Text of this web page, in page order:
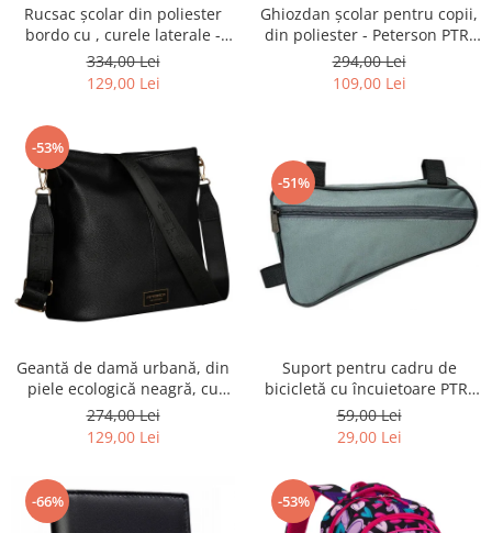
Rucsac școlar din poliester
bordo cu , curele laterale -
Peterson PTR-PTN 8594-1402
BORDO
334,00 Lei
129,00 Lei
Ghiozdan școlar pentru copii,
din poliester - Peterson PTR-
PTN BIEDRONKA G28
294,00 Lei
109,00 Lei
-53%
Geantă de damă urbană, din
piele ecologică neagră, cu
curea reglabilă - Peterson
PTR-PTN JK6-06-6642
274,00 Lei
129,00 Lei
-51%
Suport pentru cadru de
bicicletă cu încuietoare PTR-
AR-S-101
59,00 Lei
29,00 Lei
-66% -53%